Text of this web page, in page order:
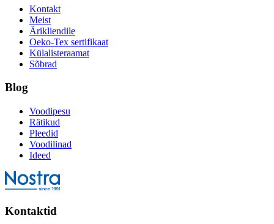
Kontakt
Meist
Ärikliendile
Oeko-Tex sertifikaat
Külalisteraamat
Sõbrad
Blog
Voodipesu
Rätikud
Pleedid
Voodilinad
Ideed
Kontaktid